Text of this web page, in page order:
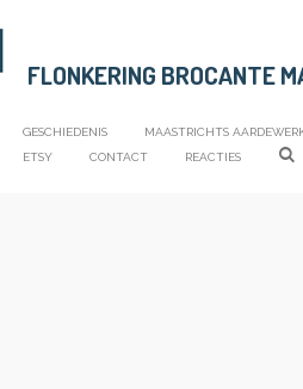
FLONKERING BROCANTE
GESCHIEDENIS MAASTRICHTS
ETSY CONTACT REACTIES